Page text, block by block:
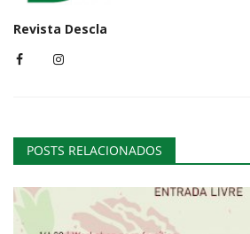
Revista Descla
POSTS RELACIONADOS